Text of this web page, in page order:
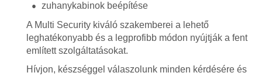
zuhanykabinok beépítése
A Multi Security kiváló szakemberei a lehető
leghatékonyabb és a legprofibb módon nyújtják a fent
említett szolgáltatásokat.
Hívjon, készséggel válaszolunk minden kérdésére és